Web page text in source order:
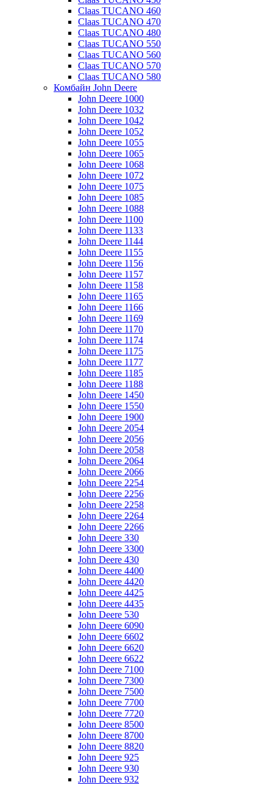
Claas TUCANO 460
Claas TUCANO 470
Claas TUCANO 480
Claas TUCANO 550
Claas TUCANO 560
Claas TUCANO 570
Claas TUCANO 580
Комбайн John Deere
John Deere 1000
John Deere 1032
John Deere 1042
John Deere 1052
John Deere 1055
John Deere 1065
John Deere 1068
John Deere 1072
John Deere 1075
John Deere 1085
John Deere 1088
John Deere 1100
John Deere 1133
John Deere 1144
John Deere 1155
John Deere 1156
John Deere 1157
John Deere 1158
John Deere 1165
John Deere 1166
John Deere 1169
John Deere 1170
John Deere 1174
John Deere 1175
John Deere 1177
John Deere 1185
John Deere 1188
John Deere 1450
John Deere 1550
John Deere 1900
John Deere 2054
John Deere 2056
John Deere 2058
John Deere 2064
John Deere 2066
John Deere 2254
John Deere 2256
John Deere 2258
John Deere 2264
John Deere 2266
John Deere 330
John Deere 3300
John Deere 430
John Deere 4400
John Deere 4420
John Deere 4425
John Deere 4435
John Deere 530
John Deere 6090
John Deere 6602
John Deere 6620
John Deere 6622
John Deere 7100
John Deere 7300
John Deere 7500
John Deere 7700
John Deere 7720
John Deere 8500
John Deere 8700
John Deere 8820
John Deere 925
John Deere 930
John Deere 932